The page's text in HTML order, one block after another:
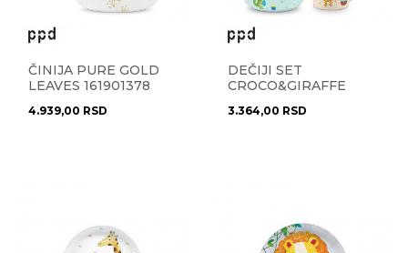
ČINIJA PURE GOLD
LEAVES 161901378
4.939,00 RSD
DEČIJI SET
CROCO&GIRAFFE
3.364,00 RSD